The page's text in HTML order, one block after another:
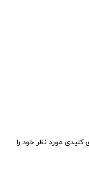
مورد نظر خود را